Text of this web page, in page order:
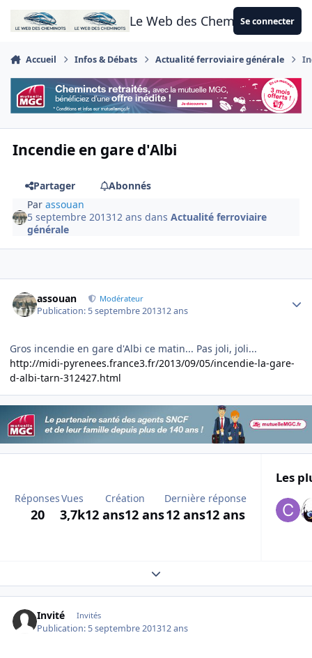
Aller au contenu
Le Web des CheminotsSe connecter
Accueil Infos & Débats Actualité ferroviaire générale
Incendie en gare d'Albi
Partager
Abonnés
Parassouan
5 septembre 201312 ans dansActualité ferroviaire
générale
assouan Modérateur
Publication: 5 septembre 201312 ans
Gros incendie en gare d'Albi ce matin... Pas joli, joli...
http://midi-pyrenees.france3.fr/2013/09/05/incendie-la-gare-
d-albi-tarn-312427.html
Réponses
20
Vues
3,7k
Création
12 ans12 ans
Dernière réponse
12 ans12 ans
Les
Expand topic overview
Invité Invités
Publication: 5 septembre 201312 ans